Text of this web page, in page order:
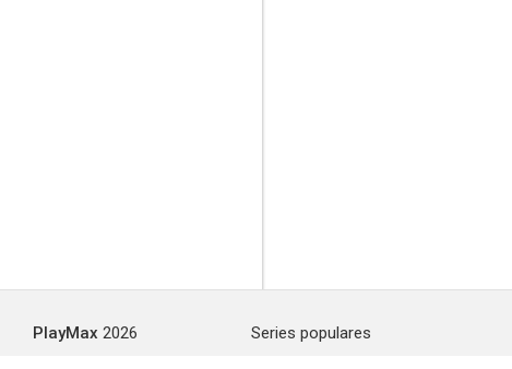
PlayMax 2026
Series populares